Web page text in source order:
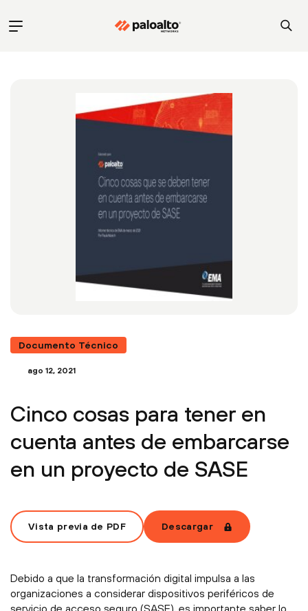
Documento Técnico
ago 12, 2021
Cinco cosas para tener en
cuenta antes de embarcarse
en un proyecto de SASE
Vista previa de PDF Descargar
Debido a que la transformación digital impulsa a las
organizaciones a considerar dispositivos periféricos de
servicio de acceso seguro (SASE), es importante saber lo